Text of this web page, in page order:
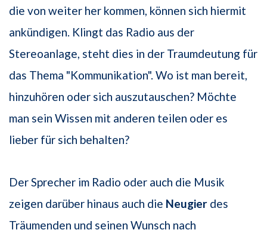
die von weiter her kommen, können sich hiermit
ankündigen. Klingt das Radio aus der
Stereoanlage, steht dies in der Traumdeutung für
das Thema "Kommunikation". Wo ist man bereit,
hinzuhören oder sich auszutauschen? Möchte
man sein Wissen mit anderen teilen oder es
lieber für sich behalten?
Der Sprecher im Radio oder auch die Musik
zeigen darüber hinaus auch die Neugier des
Träumenden und seinen Wunsch nach